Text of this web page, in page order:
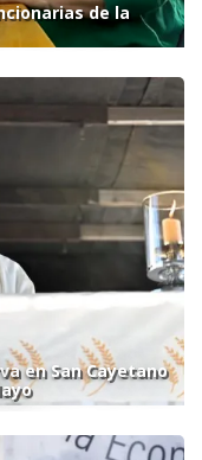
de la
en San Cayetano